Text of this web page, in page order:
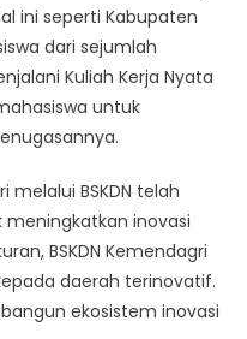
ini seperti Kabupaten
dari sejumlah
Kuliah Kerja Nyata
untuk
melalui BSKDN telah
inovasi
BSKDN Kemendagri
daerah terinovatif.
ekosistem inovasi